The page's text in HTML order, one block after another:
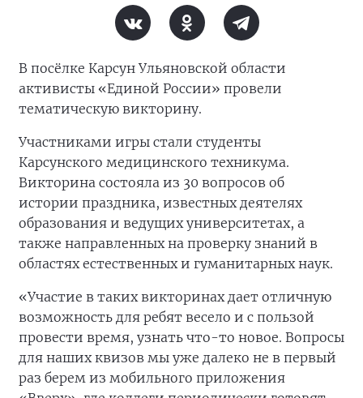
В посёлке Карсун Ульяновской области
активисты «Единой России» провели
тематическую викторину.
Участниками игры стали студенты
Карсунского медицинского техникума.
Викторина состояла из 30 вопросов об
истории праздника, известных деятелях
образования и ведущих университетах, а
также направленных на проверку знаний в
областях естественных и гуманитарных наук.
«Участие в таких викторинах дает отличную
возможность для ребят весело и с пользой
провести время, узнать что-то новое. Вопросы
для наших квизов мы уже далеко не в первый
раз берем из мобильного приложения